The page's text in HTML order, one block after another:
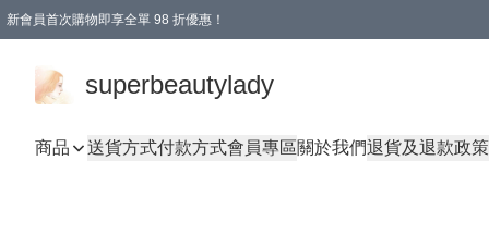
新會員首次購物即享全單 98 折優惠！
superbeautylady
商品 送貨方式付款方式會員專區關於我們退貨及退款政策